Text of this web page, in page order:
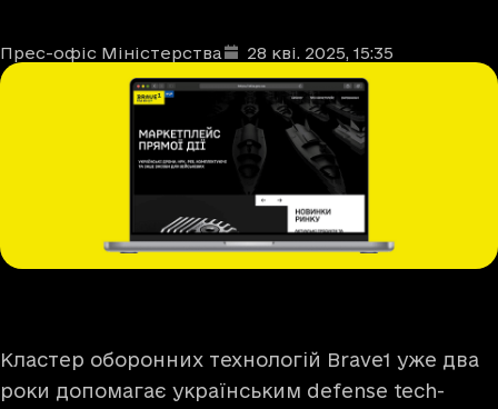
Автори
Прес-офіс Міністерства
Дата та час публікації: 28 кві. 2025, 15:35
Кластер оборонних технологій Brave1 уже два
роки допомагає українським defense tech-